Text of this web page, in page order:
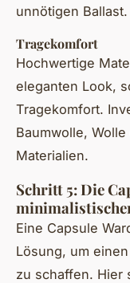
unnötigen Ballast.
Tragekomfort
Hochwertige
eleganten Look,
Tragekomfort.
Baumwolle,
Materialien.
Schritt 5: Die
Eine Capsule
Lösung, um
zu schaffen. Hier